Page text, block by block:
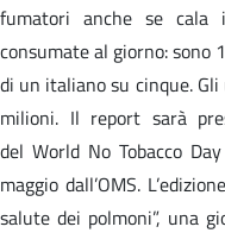
fumatori anche se cala
consumate al giorno: sono
di un italiano su cinque.
milioni. Il report sarà
del World No Tobacco
maggio dall’OMS.
salute dei polmoni”, una